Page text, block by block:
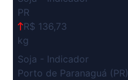
PR
R$ 136,73
kg
Soja - Indicador
Porto de Paranaguá (PR)